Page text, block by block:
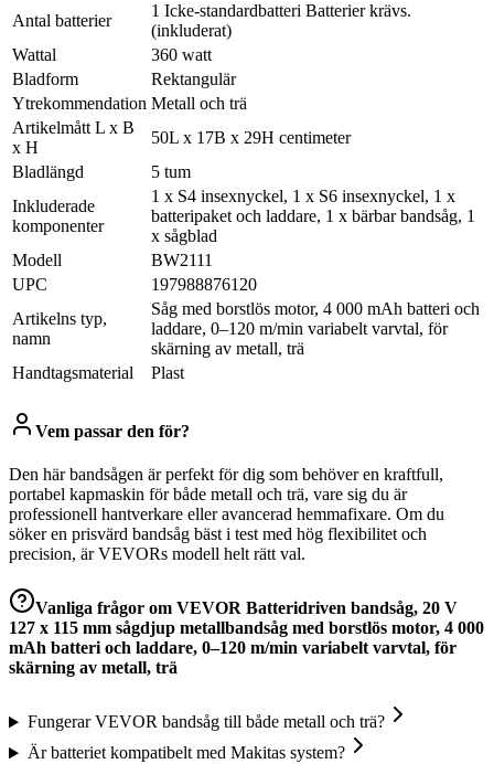
Antal batterier
1 Icke-standardbatteri Batterier krävs.
(inkluderat)
Wattal
360 watt
Bladform
Rektangulär
Ytrekommendation Metall och trä
Artikelmått L x B
x H
50L x 17B x 29H centimeter
Bladlängd
5 tum
Inkluderade
komponenter
1 x S4 insexnyckel, 1 x S6 insexnyckel, 1 x
batteripaket och laddare, 1 x bärbar bandsåg, 1
x sågblad
Modell
BW2111
UPC
197988876120
Artikelns typ,
namn
Såg med borstlös motor, 4 000 mAh batteri och
laddare, 0–120 m/min variabelt varvtal, för
skärning av metall, trä
Handtagsmaterial
Plast
Vem passar den för?
Den här bandsågen är perfekt för dig som behöver en kraftfull,
portabel kapmaskin för både metall och trä, vare sig du är
professionell hantverkare eller avancerad hemmafixare. Om du
söker en prisvärd bandsåg bäst i test med hög flexibilitet och
precision, är VEVORs modell helt rätt val.
Vanliga frågor om VEVOR Batteridriven bandsåg, 20 V
127 x 115 mm sågdjup metallbandsåg med borstlös motor, 4 000
mAh batteri och laddare, 0–120 m/min variabelt varvtal, för
skärning av metall, trä
Fungerar VEVOR bandsåg till både metall och trä?
Är batteriet kompatibelt med Makitas system?